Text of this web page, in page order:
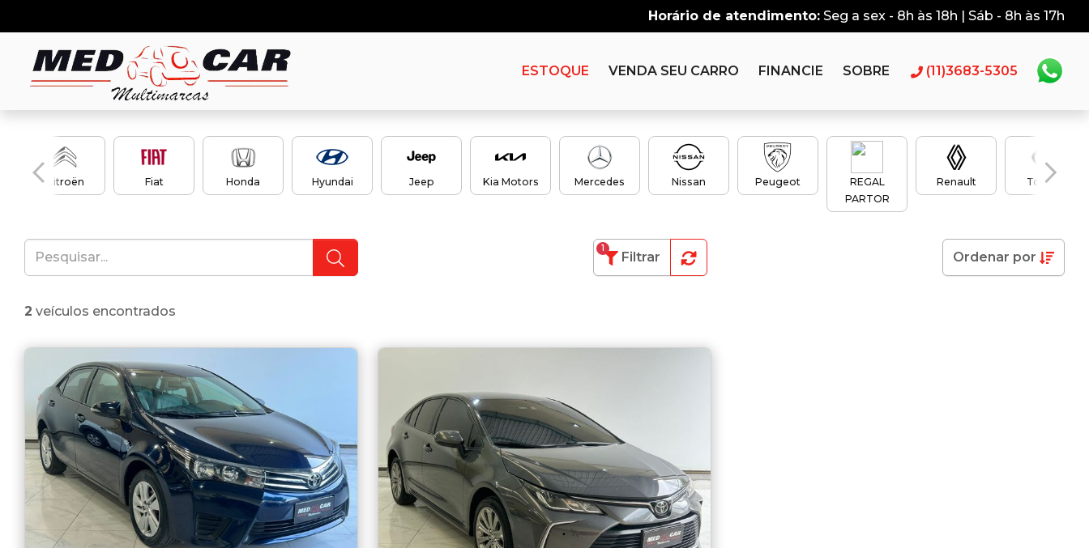
Horário de atendimento: Seg a sex - 8h às 18h | Sáb - 8h às 17h
ESTOQUE VENDA SEU CARRO FINANCIE SOBRE (11)3683-5305
Citroën Fiat Honda Hyundai Jeep Kia Motors Mercedes Nissan Peugeot
REGAL
PARTOR
Renault Toyota
Filtrar
1
Ordenar por
2 veículos encontrados